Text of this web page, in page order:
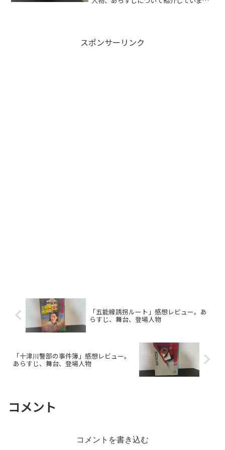
スポンサーリンク
「五能線誘拐ルート」感想レビュー。あ
らすじ、舞台、登場人物
「十津川警部の事件簿」感想レビュー。
あらすじ、舞台、登場人物
コメント
コメントを書き込む